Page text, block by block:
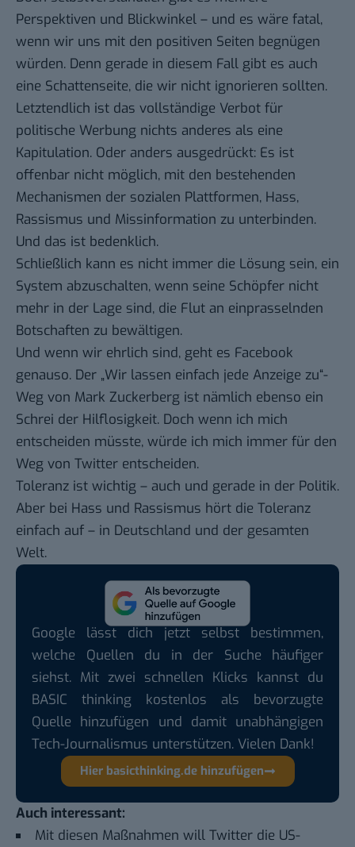
Perspektiven und Blickwinkel – und es wäre fatal,
wenn wir uns mit den positiven Seiten begnügen
würden. Denn gerade in diesem Fall gibt es auch
eine Schattenseite, die wir nicht ignorieren sollten.
Letztendlich ist das vollständige Verbot für
politische Werbung nichts anderes als eine
Kapitulation. Oder anders ausgedrückt: Es ist
offenbar nicht möglich, mit den bestehenden
Mechanismen der sozialen Plattformen, Hass,
Rassismus und Missinformation zu unterbinden.
Und das ist bedenklich.
Schließlich kann es nicht immer die Lösung sein, ein
System abzuschalten, wenn seine Schöpfer nicht
mehr in der Lage sind, die Flut an einprasselnden
Botschaften zu bewältigen.
Und wenn wir ehrlich sind, geht es Facebook
genauso. Der „Wir lassen einfach jede Anzeige zu“-
Weg von Mark Zuckerberg ist nämlich ebenso ein
Schrei der Hilflosigkeit. Doch wenn ich mich
entscheiden müsste, würde ich mich immer für den
Weg von Twitter entscheiden.
Toleranz ist wichtig – auch und gerade in der Politik.
Aber bei Hass und Rassismus hört die Toleranz
einfach auf – in Deutschland und der gesamten
Welt.
Google lässt dich jetzt selbst bestimmen,
welche Quellen du in der Suche häufiger
siehst. Mit zwei schnellen Klicks kannst du
BASIC thinking kostenlos als bevorzugte
Quelle hinzufügen und damit unabhängigen
Tech-Journalismus unterstützen. Vielen Dank!
Hier basicthinking.de hinzufügen
Auch interessant:
Mit diesen Maßnahmen will Twitter die US-